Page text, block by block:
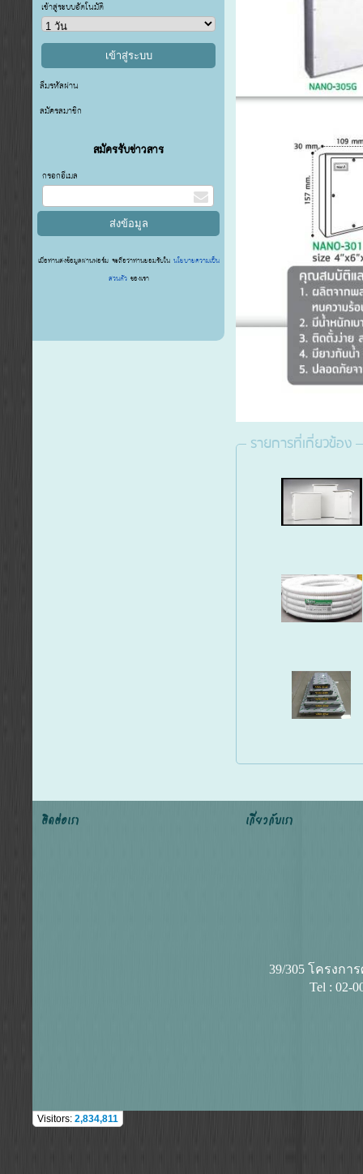
เข้าสู่ระบบอัตโนมัติ
ลืมรหัสผ่าน
สมัครสมาชิก
สมัครรับข่าวสาร
กรอกอีเมล
เมื่อท่านส่งข้อมูลผ่านฟอร์ม จะถือว่าท่านยอมรับในนโยบายความเป็น
ส่วนตัว ของเรา
รายการที่เกี่ยวข้อง
ติดต่อเรา เกี่ยวกับเรา
39/305 โครงก
Tel : 02-
Visitors: 2,834,811